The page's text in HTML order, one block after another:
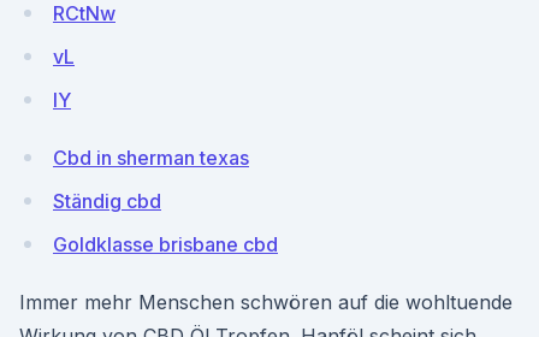
RCtNw
vL
IY
Cbd in sherman texas
Ständig cbd
Goldklasse brisbane cbd
Immer mehr Menschen schwören auf die wohltuende